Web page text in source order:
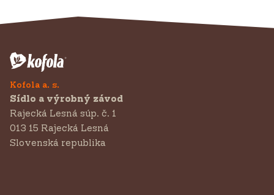
Kofola a. s.
Sídlo a výrobný závod
Rajecká Lesná súp. č. 1
013 15 Rajecká Lesná
Slovenská republika